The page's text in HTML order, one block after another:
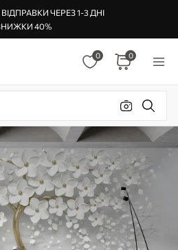
ЧЕРЕЗ 1-3 ДНІ
40%
0 0